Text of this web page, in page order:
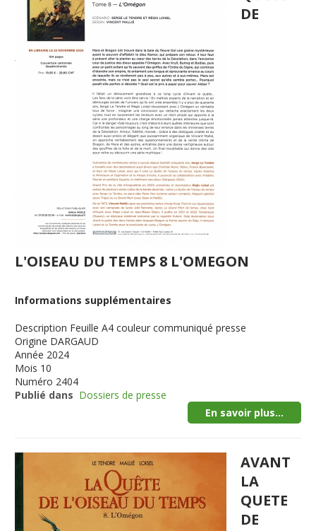
DE
L'OISEAU DU TEMPS 8 L'OMEGON
Informations supplémentaires
Description Feuille A4 couleur communiqué presse
Origine DARGAUD
Année 2024
Mois 10
Numéro 2404
Publié dans Dossiers de presse
En savoir plus...
AVANT
LA
QUETE
DE